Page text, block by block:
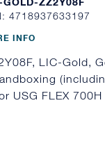
4718937633197
INFO
LIC-Gold,
USG FLEX 700H